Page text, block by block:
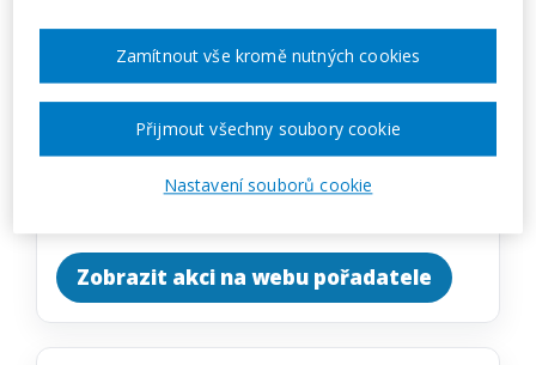
MÍSTO
ONLINE
Zobrazit akci na webu pořadatele
Nastavení souborů cookie
Zamítnout vše kromě nutných cookies
Přijmout všechny soubory cookie